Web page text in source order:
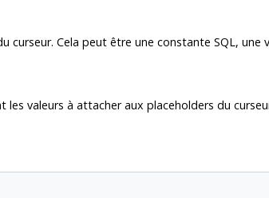
curseur. Cela peut être une constante SQL,
valeurs à attacher aux placeholders du